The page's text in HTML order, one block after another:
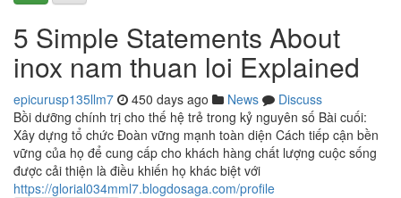
5 Simple Statements About
inox nam thuan loi Explained
epicurusp135llm7 450 days ago News
Discuss
Bồi dưỡng chính trị cho thế hệ trẻ trong kỷ nguyên số Bài cuối:
Xây dựng tổ chức Ðoàn vững mạnh toàn diện Cách tiếp cận bền
vững của họ để cung cấp cho khách hàng chất lượng cuộc sống
được cải thiện là điều khiến họ khác biệt với
https://glorial034mml7.blogdosaga.com/profile